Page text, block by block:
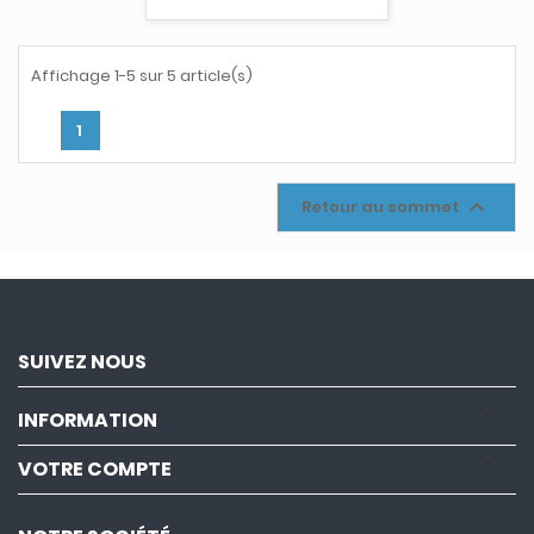
besoins pour des résultats
homogènes. Il propose 28
fonctions avec 8
accessoires polyvalents —
trancher et émulsionner,
hachoir, pétrin et spatule —
pour mixer, hacher, couper,
pétrir et plus encore. Son
s’intègre facilement dans
Affichage 1-5 sur 5 article(s)
1
Retour au sommet 
SUIVEZ NOUS
INFORMATION
VOTRE COMPTE